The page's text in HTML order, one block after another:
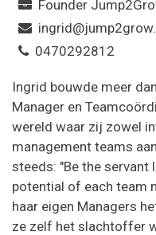
Founder
0470292812
Ingrid bouwde meer
Manager en
wereld waar zij zowel
management teams
steeds: "Be the servant
potential of each team
haar eigen Managers
ze zelf het slachtoffer